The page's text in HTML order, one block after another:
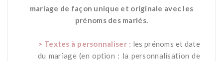
mariage de façon unique et originale avec les
prénoms des mariés.
> Textes à personnaliser : les prénoms et date
du mariage(en option : la personnalisation de